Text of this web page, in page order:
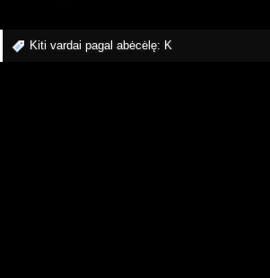
Kiti vardai pagal abėcėlę: K